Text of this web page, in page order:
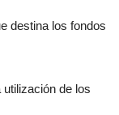
destina los fondos
de los